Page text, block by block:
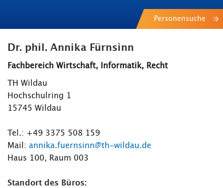
Personensuche
Dr. phil. Annika Fürnsinn
Fachbereich Wirtschaft, Informatik, Recht
TH Wildau
Hochschulring 1
15745 Wildau
Tel.: +49 3375 508 159
Mail: annika.fuernsinn@th-wildau.de
Haus 100, Raum 003
Standort des Büros: